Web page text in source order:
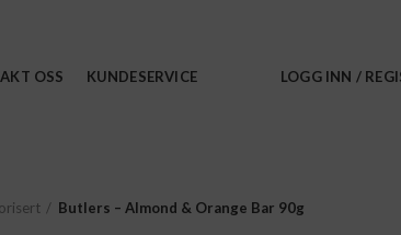
OSS KUNDESERVICE LOGG INN /
Butlers – Almond & Orange Bar 90g